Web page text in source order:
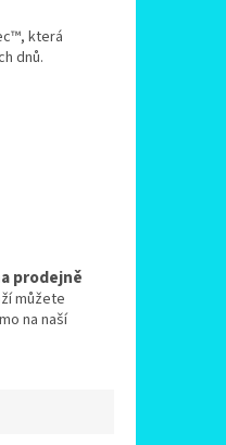
která
dnů.
prodejně
můžete
na naší